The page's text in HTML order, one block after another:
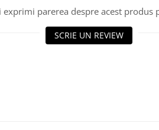
exprimi parerea despre acest produs
SCRIE UN REVIEW